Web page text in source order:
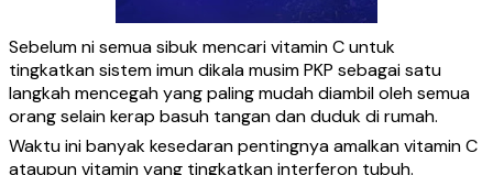
Sebelum ni semua sibuk mencari vitamin C untuk
tingkatkan sistem imun dikala musim PKP sebagai satu
langkah mencegah yang paling mudah diambil oleh semua
orang selain kerap basuh tangan dan duduk di rumah.
Waktu ini banyak kesedaran pentingnya amalkan vitamin C
ataupun vitamin yang tingkatkan interferon tubuh.